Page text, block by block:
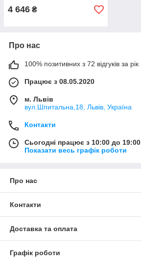
4 646 ₴
Про нас
100% позитивних з 72 відгуків за рік
Працює з 08.05.2020
м. Львів
вул.Шпитальна,18, Львів, Україна
Контакти
Сьогодні працює з 10:00 до 19:00
Показати весь графік роботи
Про нас
Контакти
Доставка та оплата
Графік роботи